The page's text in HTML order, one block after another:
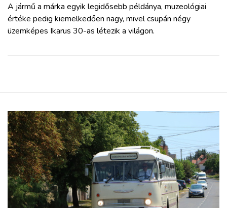
A jármű a márka egyik legidősebb példánya, muzeológiai
értéke pedig kiemelkedően nagy, mivel csupán négy
üzemképes Ikarus 30-as létezik a világon.